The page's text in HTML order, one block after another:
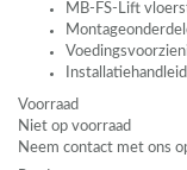
MB-FS-Lift
Voorraad
Niet op voorraad
Neem contact met ons